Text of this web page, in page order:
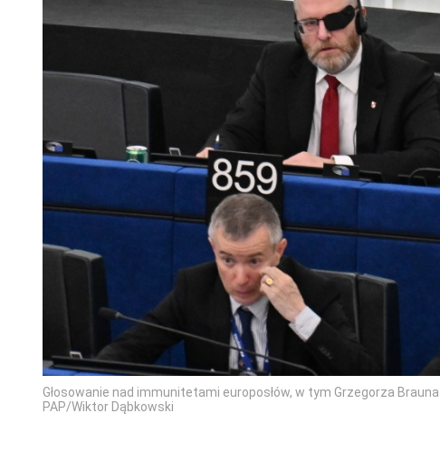
Głosowanie nad immunitetami europosłów, w tym Grzegorza
PAP/Wiktor Dąbkowski